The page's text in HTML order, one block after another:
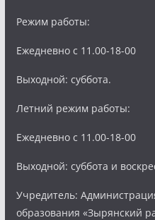
Режим работы:
Ежедневно с 11.00-18-00
Выходной: суббота.
Летний режим работы:
Ежедневно с 11.00-18-00
Выходной: суббота и
Учредитель:
образования «Зырянский